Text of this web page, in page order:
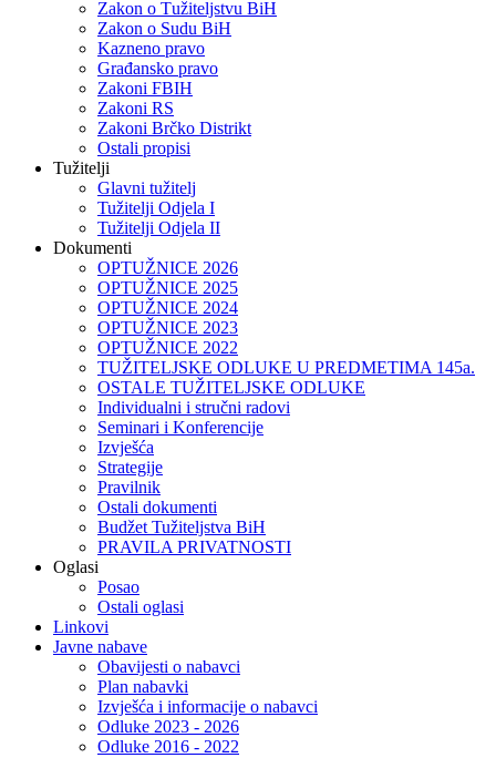
Zakon o Тužiteljstvu BiH
Zakon o Sudu BiH
Kazneno pravo
Građansko pravo
Zakoni FBIH
Zakoni RS
Zakoni Brčko Distrikt
Ostali propisi
Tužitelji
Glavni tužitelj
Tužitelji Odjela I
Tužitelji Odjela II
Dokumenti
OPTUŽNICE 2026
OPTUŽNICE 2025
OPTUŽNICE 2024
OPTUŽNICE 2023
OPTUŽNICE 2022
TUŽITELJSKE ODLUKE U PREDMETIMA 145a.
OSTALE TUŽITELJSKE ODLUKE
Individualni i stručni radovi
Seminari i Konferencije
Izvješća
Strategije
Pravilnik
Ostali dokumenti
Budžet Tužiteljstva BiH
PRAVILA PRIVATNOSTI
Oglasi
Posao
Ostali oglasi
Linkovi
Javne nabave
Obavijesti o nabavci
Plan nabavki
Izvješća i informacije o nabavci
Odluke 2023 - 2026
Odluke 2016 - 2022